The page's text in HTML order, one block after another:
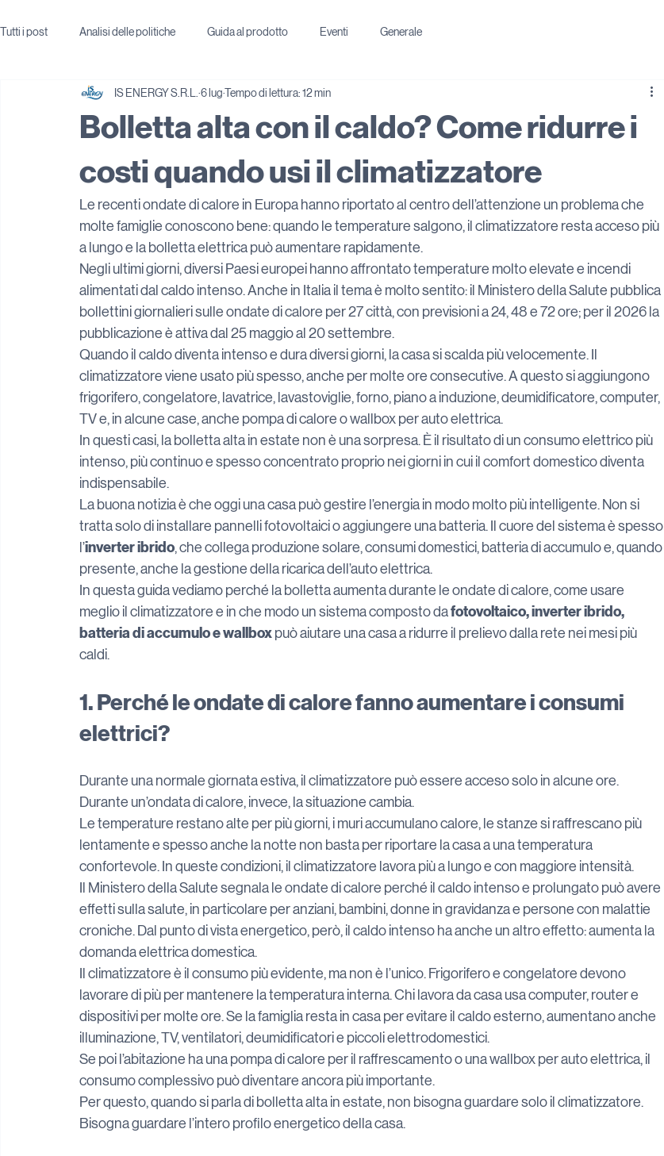
Tutti i post Analisi delle politiche Guida al prodotto Eventi Generale
Bolletta alta con il caldo? Come ridurre i
costi quando usi il climatizzatore
IS ENERGY S.R.L. 6 lugTempo di lettura: 12 min
Le recenti ondate di calore in Europa hanno riportato al centro dell’attenzione un problema che
molte famiglie conoscono bene: quando le temperature salgono, il climatizzatore resta acceso più
a lungo e la bolletta elettrica può aumentare rapidamente.
Negli ultimi giorni, diversi Paesi europei hanno affrontato temperature molto elevate e incendi
alimentati dal caldo intenso. Anche in Italia il tema è molto sentito: il Ministero della Salute pubblica
bollettini giornalieri sulle ondate di calore per 27 città, con previsioni a 24, 48 e 72 ore; per il 2026 la
pubblicazione è attiva dal 25 maggio al 20 settembre.
Quando il caldo diventa intenso e dura diversi giorni, la casa si scalda più velocemente. Il
climatizzatore viene usato più spesso, anche per molte ore consecutive. A questo si aggiungono
frigorifero, congelatore, lavatrice, lavastoviglie, forno, piano a induzione, deumidificatore, computer,
TV e, in alcune case, anche pompa di calore o wallbox per auto elettrica.
In questi casi, la bolletta alta in estate non è una sorpresa. È il risultato di un consumo elettrico più
intenso, più continuo e spesso concentrato proprio nei giorni in cui il comfort domestico diventa
indispensabile.
La buona notizia è che oggi una casa può gestire l’energia in modo molto più intelligente. Non si
tratta solo di installare pannelli fotovoltaici o aggiungere una batteria. Il cuore del sistema è spesso
l’inverter ibrido, che collega produzione solare, consumi domestici, batteria di accumulo e, quando
presente, anche la gestione della ricarica dell’auto elettrica.
In questa guida vediamo perché la bolletta aumenta durante le ondate di calore, come usare
meglio il climatizzatore e in che modo un sistema composto da fotovoltaico, inverter ibrido,
batteria di accumulo e wallbox può aiutare una casa a ridurre il prelievo dalla rete nei mesi più
caldi.
1. Perché le ondate di calore fanno aumentare i consumi
elettrici?
Durante una normale giornata estiva, il climatizzatore può essere acceso solo in alcune ore.
Durante un’ondata di calore, invece, la situazione cambia.
Le temperature restano alte per più giorni, i muri accumulano calore, le stanze si raffrescano più
lentamente e spesso anche la notte non basta per riportare la casa a una temperatura
confortevole. In queste condizioni, il climatizzatore lavora più a lungo e con maggiore intensità.
Il Ministero della Salute segnala le ondate di calore perché il caldo intenso e prolungato può avere
effetti sulla salute, in particolare per anziani, bambini, donne in gravidanza e persone con malattie
croniche. Dal punto di vista energetico, però, il caldo intenso ha anche un altro effetto: aumenta la
domanda elettrica domestica.
Il climatizzatore è il consumo più evidente, ma non è l’unico. Frigorifero e congelatore devono
lavorare di più per mantenere la temperatura interna. Chi lavora da casa usa computer, router e
dispositivi per molte ore. Se la famiglia resta in casa per evitare il caldo esterno, aumentano anche
illuminazione, TV, ventilatori, deumidificatori e piccoli elettrodomestici.
Se poi l’abitazione ha una pompa di calore per il raffrescamento o una wallbox per auto elettrica, il
consumo complessivo può diventare ancora più importante.
Per questo, quando si parla di bolletta alta in estate, non bisogna guardare solo il climatizzatore.
Bisogna guardare l’intero profilo energetico della casa.